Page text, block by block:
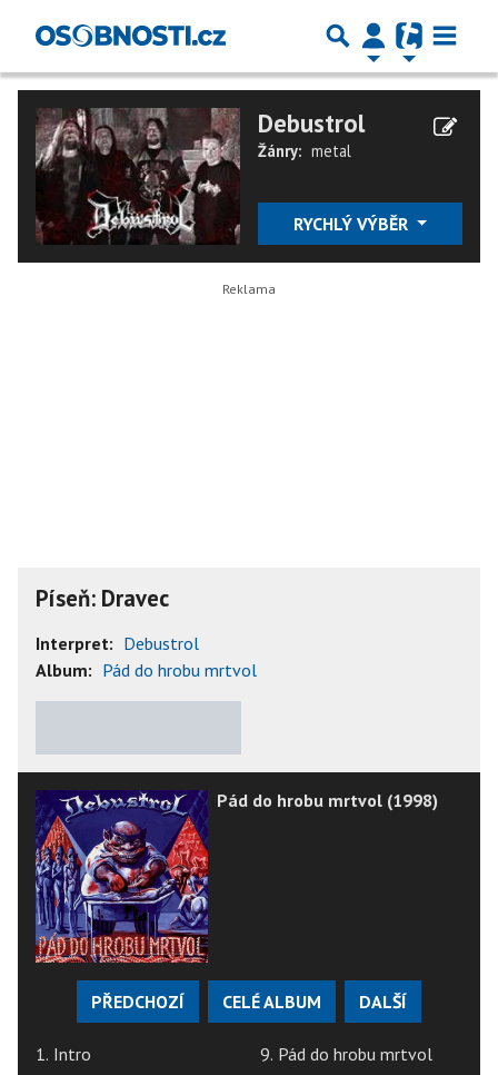
Debustrol
Žánry: metal
RYCHLÝ VÝBĚR
Píseň: Dravec
Interpret: Debustrol
Album: Pád do hrobu mrtvol
Pád do hrobu mrtvol (1998)
PŘEDCHOZÍ CELÉ ALBUM DALŠÍ
1. Intro
9. Pád do hrobu mrtvol